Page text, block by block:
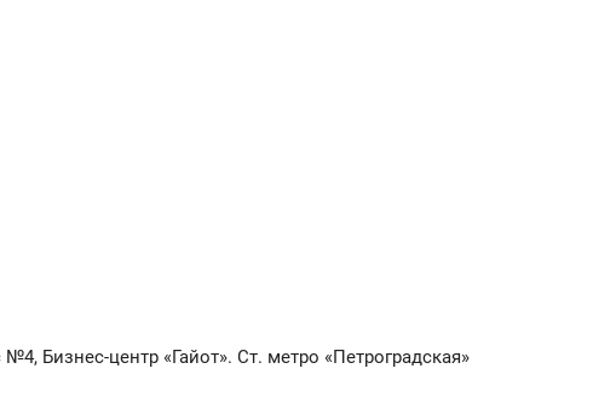
Бизнес-центр «Гайот». Ст. метро «Петроградская»